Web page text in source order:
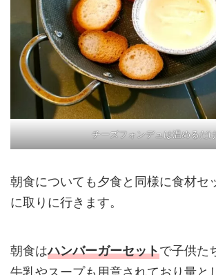
チーズフォンデュは温めるだ
朝食についても夕食と同様に食材セ
に取りに行きます。
朝食はハンバーガーセットで子供た
牛乳やスープも用意されており量と